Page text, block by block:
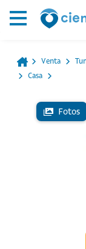
Venta
Casa
Fotos